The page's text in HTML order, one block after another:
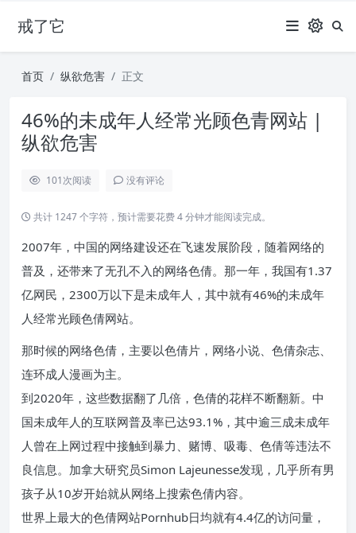
戒了它
首页 纵欲危害 正文
46%的未成年人经常光顾色青网站 |
纵欲危害
101次阅读 没有评论
共计 1247 个字符，预计需要花费 4 分钟才能阅读完成。
2007年，中国的网络建设还在飞速发展阶段，随着网络的
普及，还带来了无孔不入的网络色倩。那一年，我国有1.37
亿网民，2300万以下是未成年人，其中就有46%的未成年
人经常光顾色倩网站。
那时候的网络色倩，主要以色倩片，网络小说、色倩杂志、
连环成人漫画为主。
到2020年，这些数据翻了几倍，色倩的花样不断翻新。中
国未成年人的互联网普及率已达93.1%，其中逾三成未成年
人曾在上网过程中接触到暴力、赌博、吸毒、色倩等违法不
良信息。加拿大研究员Simon Lajeunesse发现，几乎所有男
孩子从10岁开始就从网络上搜索色倩内容。
世界上最大的色倩网站Pornhub日均就有4.4亿的访问量，